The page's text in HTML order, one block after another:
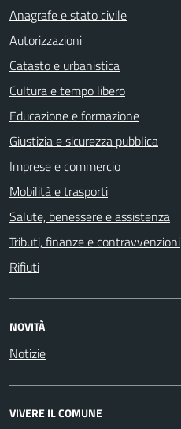
Anagrafe e stato civile
Autorizzazioni
Catasto e urbanistica
Cultura e tempo libero
Educazione e formazione
Giustizia e sicurezza pubblica
Imprese e commercio
Mobilità e trasporti
Salute, benessere e assistenza
Tributi, finanze e contravvenzioni
Rifiuti
NOVITÀ
Notizie
VIVERE IL COMUNE